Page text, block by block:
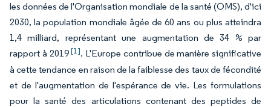
les données de l'Organisation mondiale de la santé (OMS), d'ici
2030, la population mondiale âgée de 60 ans ou plus atteindra
1,4 milliard, représentant une augmentation de 34 % par
rapport à 2019[1]. L'Europe contribue de manière significative
à cette tendance en raison de la faiblesse des taux de fécondité
et de l'augmentation de l'espérance de vie. Les formulations
pour la santé des articulations contenant des peptides de